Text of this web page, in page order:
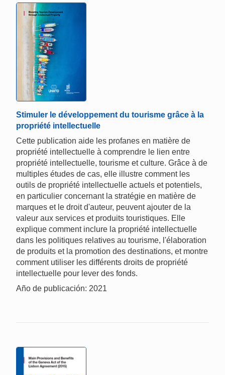
Stimuler le développement du tourisme grâce à la
propriété intellectuelle
Cette publication aide les profanes en matière de
propriété intellectuelle à comprendre le lien entre
propriété intellectuelle, tourisme et culture. Grâce à de
multiples études de cas, elle illustre comment les
outils de propriété intellectuelle actuels et potentiels,
en particulier concernant la stratégie en matière de
marques et le droit d'auteur, peuvent ajouter de la
valeur aux services et produits touristiques. Elle
explique comment inclure la propriété intellectuelle
dans les politiques relatives au tourisme, l'élaboration
de produits et la promotion des destinations, et montre
comment utiliser les différents droits de propriété
intellectuelle pour lever des fonds.
Año de publicación: 2021